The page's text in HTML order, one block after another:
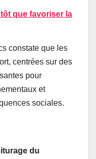
que favoriser la
constate que les
centrées sur des
pour
et
sociales.
du